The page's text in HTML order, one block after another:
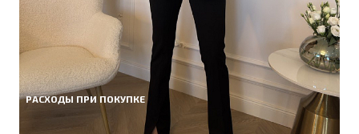
РАСХОДЫ ПРИ ПОКУПКЕ